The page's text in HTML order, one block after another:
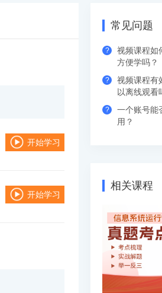
开始学习
开始学习
常见问题
?
视频课程如
方便学吗？
下单支付后，可
习中心-视频课程
?
视频课程有
以离线观看
视频课程有效期
?
一个账号能
用？
备，超出数量自
相关课程